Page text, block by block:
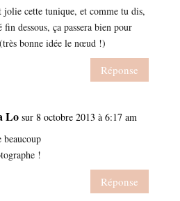
cette tunique, et comme tu dis,
dessous, ça passera bien pour
bonne idée le nœud !)
Réponse
Lo sur 8 octobre 2013 à 6:17 am
!
Réponse